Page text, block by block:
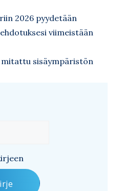
2026 pyydetään
viimeistään
sisäympäristön